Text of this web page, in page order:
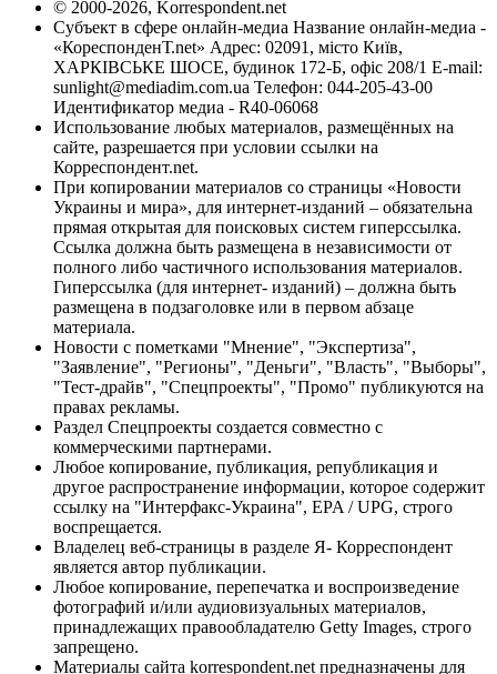
© 2000-2026, Korrespondent.net
Субъект в сфере онлайн-медиа Название онлайн-медиа -
«КореспонденТ.net» Адрес: 02091, місто Київ,
ХАРКІВСЬКЕ ШОСЕ, будинок 172-Б, офіс 208/1 E-mail:
sunlight@mediadim.com.ua Телефон: 044-205-43-00
Идентификатор медиа - R40-06068
Использование любых материалов, размещённых на
сайте, разрешается при условии ссылки на
Корреспондент.net.
При копировании материалов со страницы «Новости
Украины и мира», для интернет-изданий – обязательна
прямая открытая для поисковых систем гиперссылка.
Ссылка должна быть размещена в независимости от
полного либо частичного использования материалов.
Гиперссылка (для интернет- изданий) – должна быть
размещена в подзаголовке или в первом абзаце
материала.
Новости с пометками "Мнение", "Экспертиза",
"Заявление", "Регионы", "Деньги", "Власть", "Выборы",
"Тест-драйв", "Спецпроекты", "Промо" публикуются на
правах рекламы.
Раздел Спецпроекты создается совместно с
коммерческими партнерами.
Любое копирование, публикация, републикация и
другое распространение информации, которое содержит
ссылку на "Интерфакс-Украина", EPA / UPG, строго
воспрещается.
Владелец веб-страницы в разделе Я- Корреспондент
является автор публикации.
Любое копирование, перепечатка и воспроизведение
фотографий и/или аудиовизуальных материалов,
принадлежащих правообладателю Getty Images, строго
запрещено.
Материалы сайта korrespondent.net предназначены для